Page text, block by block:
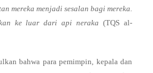
mereka menjadi sesalan bagi mereka.
ke luar dari api neraka (TQS al-
bahwa para pemimpin, kepala dan